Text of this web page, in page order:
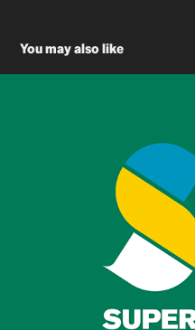
You may also like
2019台灣